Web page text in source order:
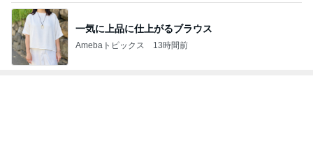
一気に上品に仕上がるブラウス
Amebaトピックス 13時間前